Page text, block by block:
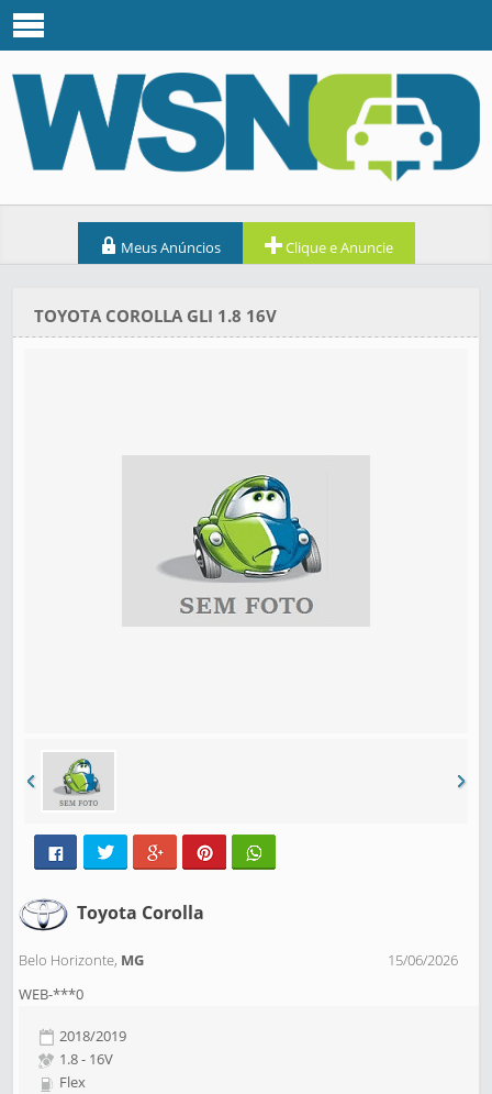
Meus Anúncios Clique e Anuncie
TOYOTA COROLLA GLI 1.8 16V
Toyota Corolla
Belo Horizonte, MG
15/06/2026
WEB-***0
2018/2019
1.8 - 16V
Flex